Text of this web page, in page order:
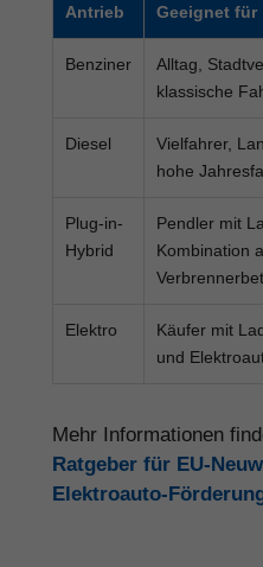
Antrieb Geeignet für
Benziner
Alltag,
klassische
Diesel
Vielfahrer,
hohe
Plug-in-
Hybrid
Pendler mit
Kombination
Elektro
Käufer mit
und
Mehr Informationen
Ratgeber für EU-
Elektroauto-